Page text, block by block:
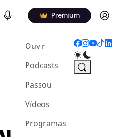
Podcasts Premium Log in
Ouvir(current)
Podcasts
Passou
Vídeos
Programas